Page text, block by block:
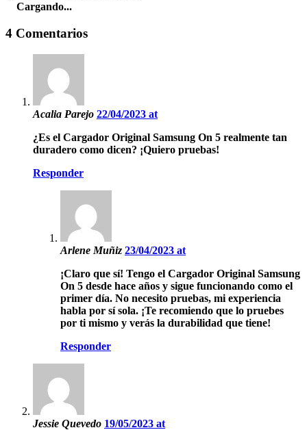
Cargando...
4 Comentarios
Acalia Parejo 22/04/2023 at
¿Es el Cargador Original Samsung On 5 realmente tan
duradero como dicen? ¡Quiero pruebas!
Responder
Arlene Muñiz 23/04/2023 at
¡Claro que sí! Tengo el Cargador Original Samsung
On 5 desde hace años y sigue funcionando como el
primer día. No necesito pruebas, mi experiencia
habla por sí sola. ¡Te recomiendo que lo pruebes
por ti mismo y verás la durabilidad que tiene!
Responder
Jessie Quevedo 19/05/2023 at